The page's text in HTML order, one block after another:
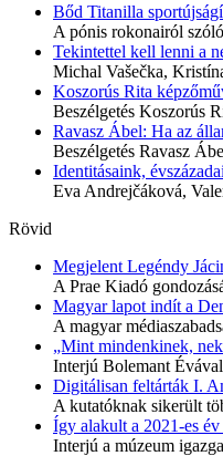
Bőd Titanilla
A pónis rokonairól
Tekintettel kell lenni a
Michal Vašečka,
Koszorús Rita
Beszélgetés Koszorús
Ravasz Ábel: Ha az
Beszélgetés Ravasz
Identitásaink,
Eva Andrejčáková,
Rövid
Megjelent Legéndy
A Prae Kiadó
Magyar lapot indít a
A magyar
„Mint mindenkinek,
Interjú Bolemant
Digitálisan feltárták I.
A kutatóknak sikerült
Így alakult a 2021-es
Interjú a múzeum